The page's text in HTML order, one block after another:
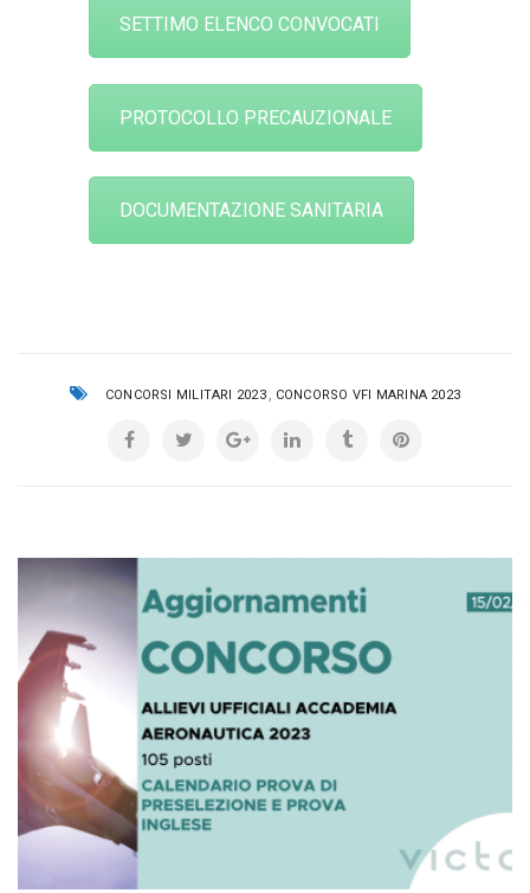
SETTIMO ELENCO CONVOCATI
PROTOCOLLO PRECAUZIONALE
DOCUMENTAZIONE SANITARIA
CONCORSI MILITARI 2023 , CONCORSO VFI MARINA 2023